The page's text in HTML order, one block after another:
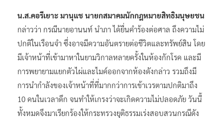
น.ส.คอรีเยาะ มานุแช นายกสมาคมนักกฎหมายสิทธิมนุษยชน
กล่าวว่า กรณีนายอานนท์ นำภา ได้ยื่นคำร้องต่อศาล ถึงความไม่
ปกติในเรือนจำ ซึ่งอาจมีความอันตรายต่อชีวิตและทรัพย์สิน โดย
มีเจ้าหน้าที่เข้ามาหาในยามวิกาลหลายครั้งในห้องกักโรค และมี
การพยายามแยกตัวไผ่และไมค์ออกจากห้องดังกล่าว รวมถึงมี
การนำกำลังของเจ้าหน้าที่ที่มากกว่าการเข้าเวรตามปกติมาถึง
10 คนในเวลาดึก จนทำให้เกรงว่าจะเกิดความไม่ปลอดภัย วันนี้
ทั้งหมดจึงมาเรียกร้องให้กระทรวงยุติธรรมเร่งสอบสวนกรณีดัง